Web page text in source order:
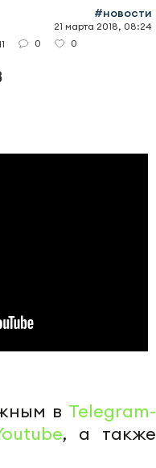
#новости
21 марта 2018, 08:24
0 0
в Telegram-
, а также